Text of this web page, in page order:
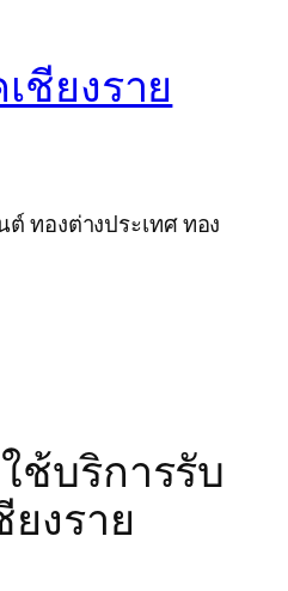
ชียงราย
ทองต่างประเทศ ทอง
ช้บริการรับ
งราย